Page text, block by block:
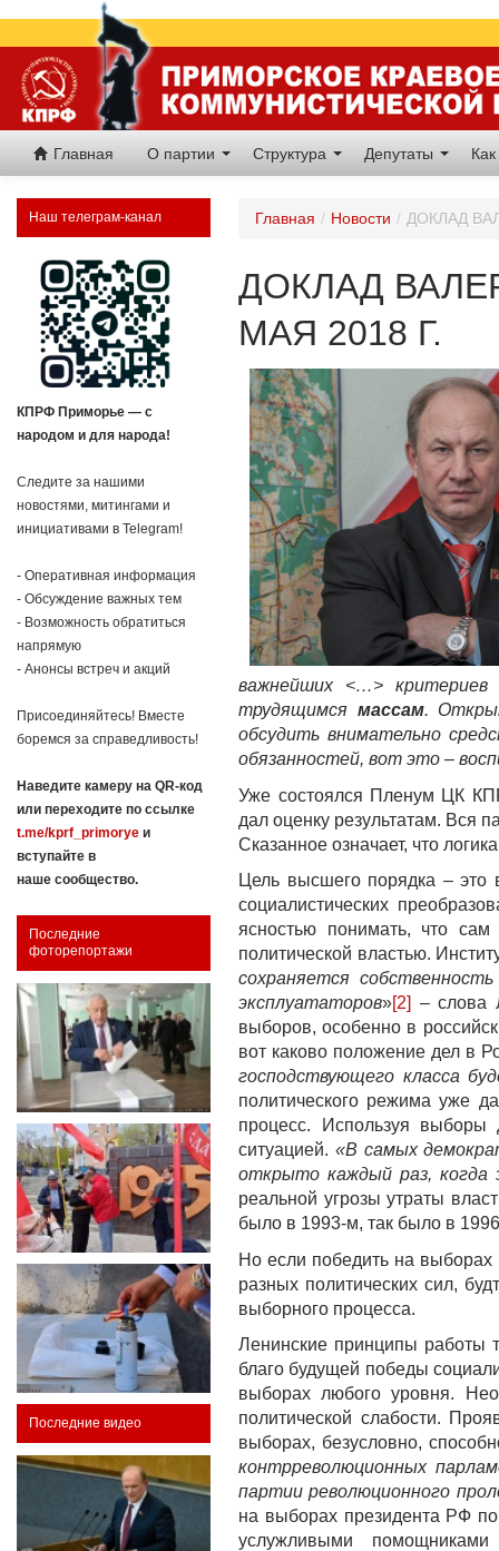
Главная О партии Структура Депутаты
Наш телеграм-канал
КПРФ Приморье — с
народом и для народа!
Следите за нашими
новостями, митингами и
инициативами в Telegram!
- Оперативная информация
- Обсуждение важных тем
- Возможность обратиться
напрямую
- Анонсы встреч и акций
Присоединяйтесь! Вместе
боремся за справедливость!
Наведите камеру на QR-код
или переходите по ссылке
t.me/kprf_primorye и
вступайте в
наше сообщество.
Последние
фоторепортажи
Последние видео
Главная / Новости / ДОКЛАД
ДОКЛАД
МАЯ 2018 Г.
важнейших <…>
трудящимся массам.
обсудить внимательно
обязанностей, вот это –
Уже состоялся Пленум ЦК
дал оценку результатам. Вся
Сказанное означает, что
Цель высшего порядка – это
социалистических
ясностью понимать, что
политической властью.
сохраняется
эксплуататоров»[2] – слова
выборов, особенно в
вот каково положение дел в
господствующего класса
политического режима уже
процесс. Используя выборы
ситуацией. «В самых
открыто каждый раз, когда
реальной угрозы утраты
было в 1993-м, так было в
Но если победить на выборах
разных политических сил,
выборного процесса.
Ленинские принципы работы
благо будущей победы
выборах любого уровня.
политической слабости.
выборах, безусловно,
контрреволюционных
партии революционного
на выборах президента РФ по
услужливыми